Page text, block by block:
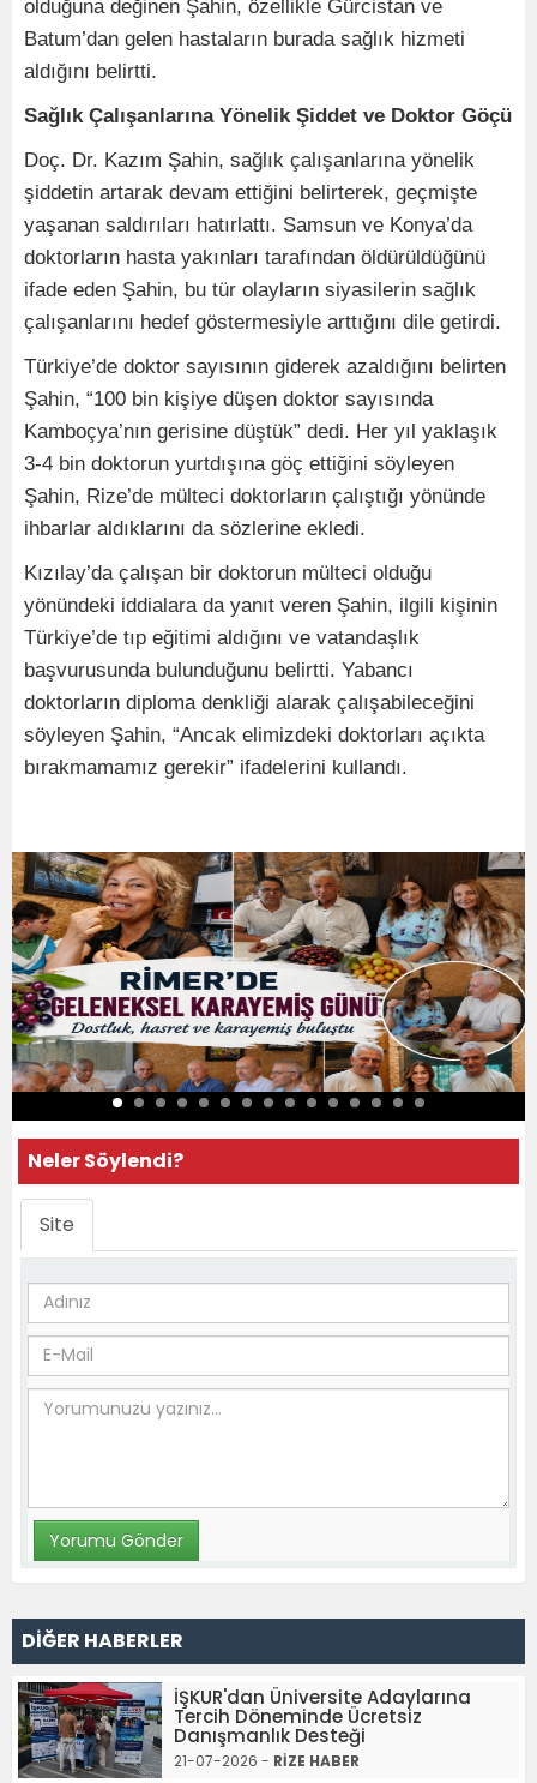
olduğuna değinen Şahin, özellikle Gürcistan ve
Batum’dan gelen hastaların burada sağlık hizmeti
aldığını belirtti.
Sağlık Çalışanlarına Yönelik Şiddet ve Doktor Göçü
Doç. Dr. Kazım Şahin, sağlık çalışanlarına yönelik
şiddetin artarak devam ettiğini belirterek, geçmişte
yaşanan saldırıları hatırlattı. Samsun ve Konya’da
doktorların hasta yakınları tarafından öldürüldüğünü
ifade eden Şahin, bu tür olayların siyasilerin sağlık
çalışanlarını hedef göstermesiyle arttığını dile getirdi.
Türkiye’de doktor sayısının giderek azaldığını belirten
Şahin, “100 bin kişiye düşen doktor sayısında
Kamboçya’nın gerisine düştük” dedi. Her yıl yaklaşık
3-4 bin doktorun yurtdışına göç ettiğini söyleyen
Şahin, Rize’de mülteci doktorların çalıştığı yönünde
ihbarlar aldıklarını da sözlerine ekledi.
Kızılay’da çalışan bir doktorun mülteci olduğu
yönündeki iddialara da yanıt veren Şahin, ilgili kişinin
Türkiye’de tıp eğitimi aldığını ve vatandaşlık
başvurusunda bulunduğunu belirtti. Yabancı
doktorların diploma denkliği alarak çalışabileceğini
söyleyen Şahin, “Ancak elimizdeki doktorları açıkta
bırakmamamız gerekir” ifadelerini kullandı.
Neler Söylendi?
Site
DİĞER HABERLER
İŞKUR'dan Üniversite Adaylarına
Tercih Döneminde Ücretsiz
Danışmanlık Desteği
21-07-2026 - RİZE HABER